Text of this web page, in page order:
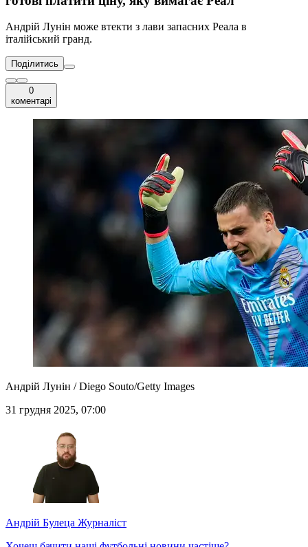
Андрій Лунін може втекти з лави запасних Реала в
італійський гранд.
Поділитись
0
коментарі
Андрій Лунін / Diego Souto/Getty Images
31 грудня 2025, 07:00
Андрій Булеца Журналіст